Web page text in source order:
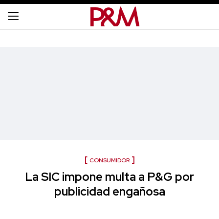
CONSUMIDOR
La SIC impone multa a P&G por
publicidad engañosa